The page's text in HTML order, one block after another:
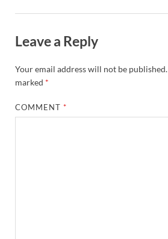
Leave a Reply
Your email address will not be published.
marked *
COMMENT*